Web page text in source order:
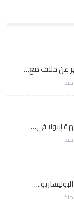
عن خلاف مع…
إيبولا في…